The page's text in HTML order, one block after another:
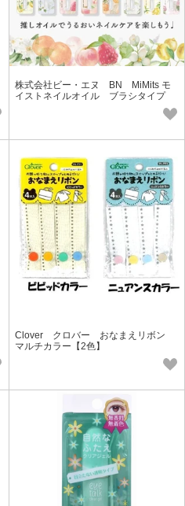
株式会社ビー・エヌ BN MiMits モ
イストネイルオイル ブラシタイプ
Clover クロバー おなまえリボン
マルチカラー【2色】